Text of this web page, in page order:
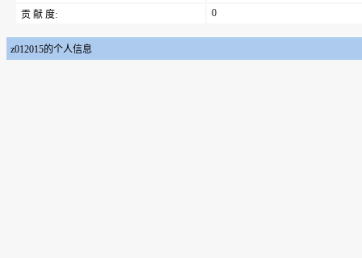
贡 献 度:
0
z012015的个人信息